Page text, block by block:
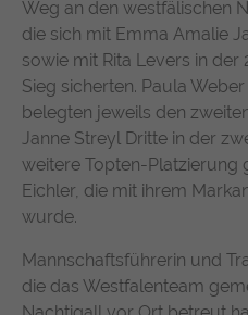
Weg an den westfälischen
die sich mit Emma Amalie
sowie mit Rita Levers in der
Sieg sicherten. Paula
belegten jeweils den
Janne Streyl Dritte in der
weitere Topten-Platzierung
Eichler, die mit ihrem
wurde.
Mannschaftsführerin und
die das Westfalenteam